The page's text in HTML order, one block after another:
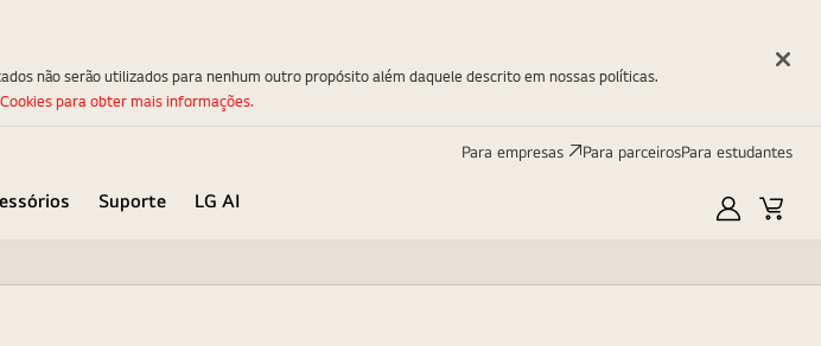
Para empresas Para parceirosPara estudantes
Suporte
LG AI
Minha
não serão utilizados para nenhum outro propósito além daquele descrito em nossas políticas.
para obter mais informações.